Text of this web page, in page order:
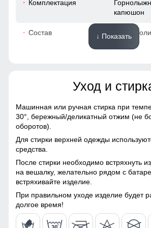
Куртка с водонепроницаемостью
непревзойденную защиту от дождя.
материалы гарантируют сухость и
оставаться активным в любую погоду,
влаге.
Карман ски пасс
58
Комплектация
капюшон
Состав 100%
Gore-tex,
Материал подкладки
куртки
Материал подкладки
капюшона
Ткани TW
Материал подкладки
воротника
↓ Показать
Уход и
Машинная или ручная стирка при
30°, бережный/деликатный отжим (не
оборотов).
Для стирки верхней одежды
средства.
После стирки необходимо встряхнуть
на вешалку, желательно рядом с
встряхивайте изделие.
При правильном уходе изделие будет
долгое время!